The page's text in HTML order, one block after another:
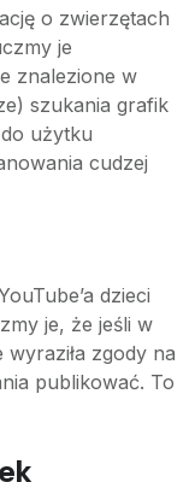
o zwierzętach
je
znalezione w
szukania grafik
użytku
cudzej
dzieci
je, że jeśli w
zgody na
publikować. To